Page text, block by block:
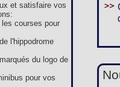
et satisfaire vos
courses pour
l'hippodrome
du logo de
pour vos